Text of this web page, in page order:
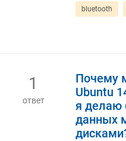
bluetooth
1
ответ
Почему
Ubuntu
я делаю
данных